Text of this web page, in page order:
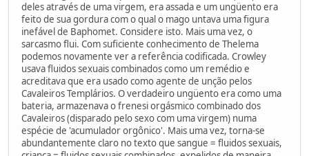
deles através de uma virgem, era assada e um ungüento era
feito de sua gordura com o qual o mago untava uma figura
inefável de Baphomet. Considere isto. Mais uma vez, o
sarcasmo flui. Com suficiente conhecimento de Thelema
podemos novamente ver a referência codificada. Crowley
usava fluidos sexuais combinados como um remédio e
acreditava que era usado como agente de unção pelos
Cavaleiros Templários. O verdadeiro ungüento era como uma
bateria, armazenava o frenesi orgásmico combinado dos
Cavaleiros (disparado pelo sexo com uma virgem) numa
espécie de 'acumulador orgônico'. Mais uma vez, torna-se
abundantemente claro no texto que sangue = fluidos sexuais,